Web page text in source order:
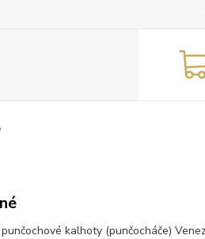
kalhoty (punčocháče)